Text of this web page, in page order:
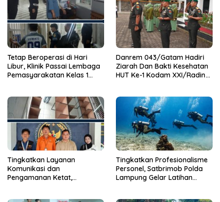
Tetap Beroperasi di Hari
Libur, Klinik Passai Lembaga
Pemasyarakatan Kelas 1
Masyarakat 24 Jam
Danrem 043/Gatam Hadiri
Ziarah Dan Bakti Kesehatan
HUT Ke-1 Kodam XXI/Radin
Tingkatkan Layanan
Komunikasi dan
Pengamanan Ketat,
Tingkatkan Profesionalisme
Personel, Satbrimob Polda
Lampung Gelar Latihan